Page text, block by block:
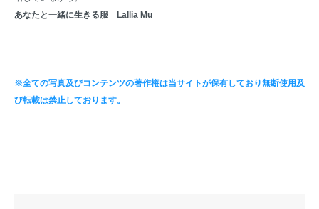
あなたと一緒に生きる服 Lallia Mu
※全ての写真及びコンテンツの著作権は当サイトが保有しており無断使用及
び転載は禁止しております。